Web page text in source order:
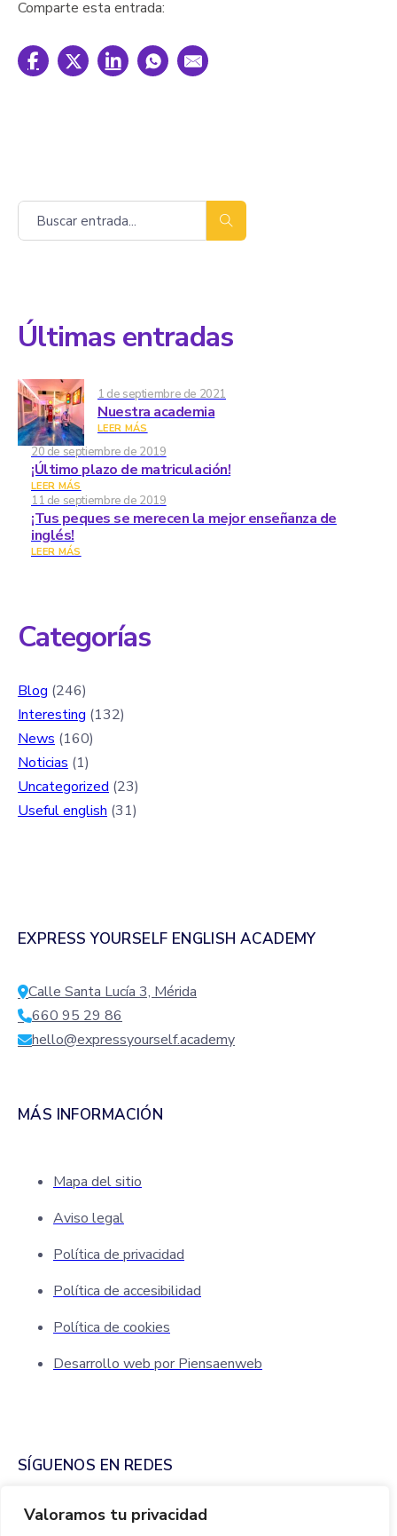
Valoramos tu privacidad
Comparte esta entrada:
Buscar
Últimas entradas
1 de septiembre de 2021
Nuestra academia
LEER MÁS
20 de septiembre de 2019
¡Último plazo de matriculación!
LEER MÁS
11 de septiembre de 2019
¡Tus peques se merecen la mejor enseñanza de
inglés!
LEER MÁS
Categorías
Blog (246)
Interesting (132)
News (160)
Noticias (1)
Uncategorized (23)
Useful english (31)
EXPRESS YOURSELF ENGLISH ACADEMY
Calle Santa Lucía 3, Mérida
660 95 29 86
hello@expressyourself.academy
MÁS INFORMACIÓN
Mapa del sitio
Aviso legal
Política de privacidad
Política de accesibilidad
Política de cookies
Desarrollo web por Piensaenweb
SÍGUENOS EN REDES